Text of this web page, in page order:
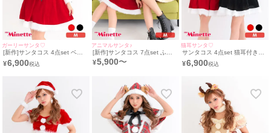
ガーリーサンタ♡
[新作]サンタコス 4点set ベア
ワンピース 猫耳付きケープ レ
ースアップ 猫 アニマル ふわふ
＋透明ストラップ]
¥6,900
アニマルサンタ♪
[新作]サンタコス 7点set ふわ
ふわ トナカイ オフショル セッ
トアップ ねこ耳ケープ フレア
＋スカート＋ベルト＋ガーター
¥5,900〜
猫耳サンタ♡
サンタコス 4点set 猫耳付きケ
ープ レースアップ ベアワンピ
ース 猫 アニマル ふわふわ サ
ストラップ]
¥6,900